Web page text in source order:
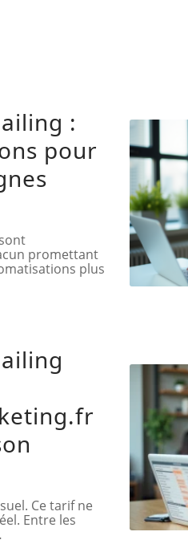
:
pour
promettant
plus
Ce tarif ne
Entre les